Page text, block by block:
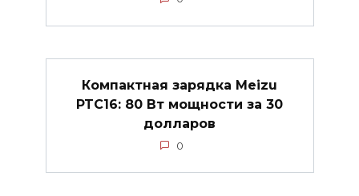
Компактная зарядка Meizu
PTC16: 80 Вт мощности за 30
долларов
0